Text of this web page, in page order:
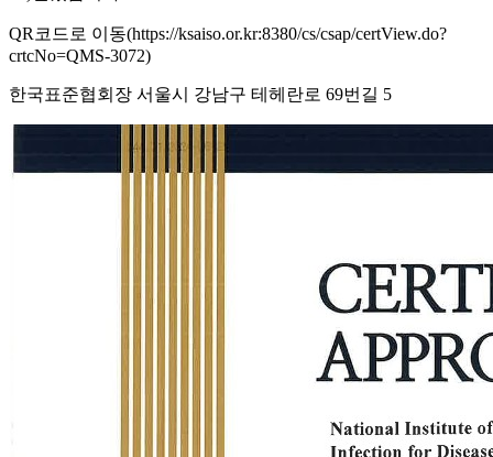
QR코드로 이동(https://ksaiso.or.kr:8380/cs/csap/certView.do?
crtcNo=QMS-3072)
한국표준협회장 서울시 강남구 테헤란로 69번길 5